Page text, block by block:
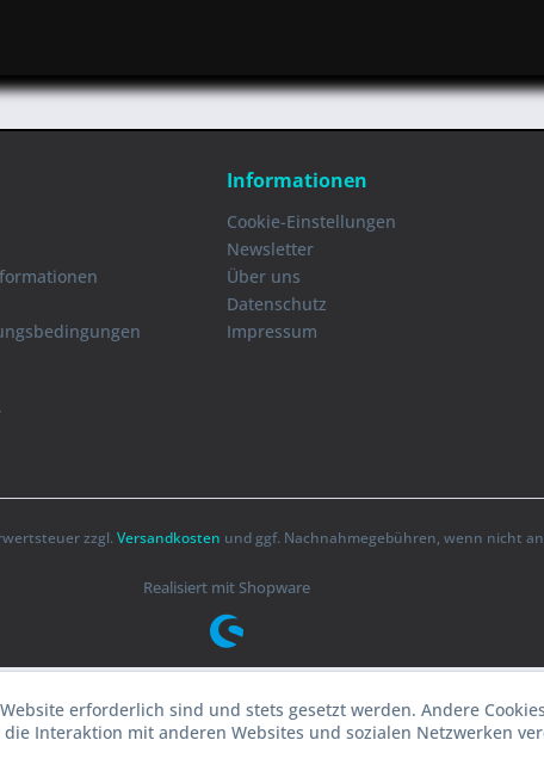
Informationen
Cookie-Einstellungen
Newsletter
Über uns
Datenschutz
Impressum
zzgl. Versandkosten und ggf. Nachnahmegebühren, wenn nicht
Realisiert mit Shopware
erforderlich sind und stets gesetzt werden. Andere
Interaktion mit anderen Websites und sozialen Netzwerken